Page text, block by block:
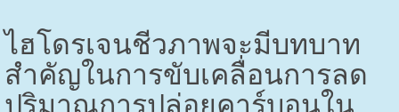
ไฮโดรเจนชีวภาพจะมีบทบาท
สำคัญในการขับเคลื่อนการลด
ปริมาณการปล่อยคาร์บอนใน